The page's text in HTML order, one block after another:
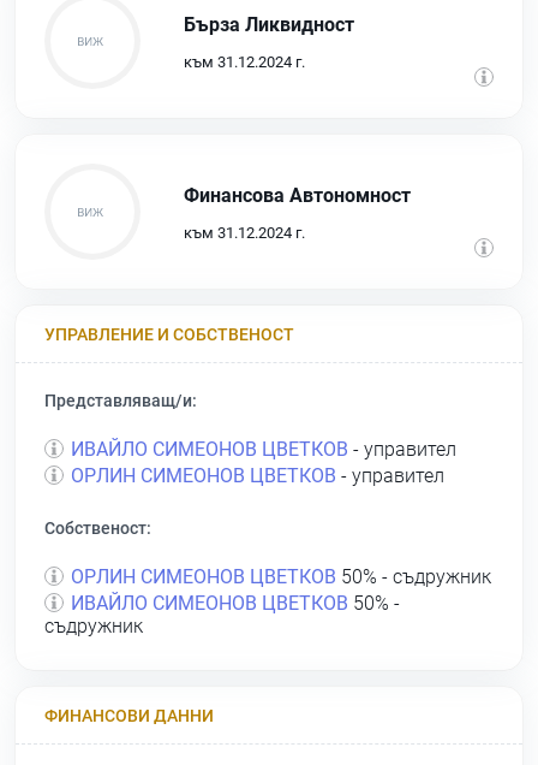
Бърза Ликвидност
към 31.12.2024 г.
Финансова Автономност
към 31.12.2024 г.
УПРАВЛЕНИЕ И СОБСТВЕНОСТ
Представляващ/и:
ИВАЙЛО СИМЕОНОВ ЦВЕТКОВ - управител
ОРЛИН СИМЕОНОВ ЦВЕТКОВ - управител
Собственост:
ОРЛИН СИМЕОНОВ ЦВЕТКОВ 50% - съдружник
ИВАЙЛО СИМЕОНОВ ЦВЕТКОВ 50% -
съдружник
ФИНАНСОВИ ДАННИ